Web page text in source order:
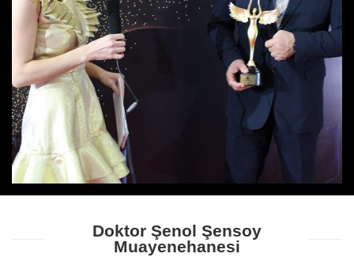
Doktor Şenol Şensoy
Muayenehanesi